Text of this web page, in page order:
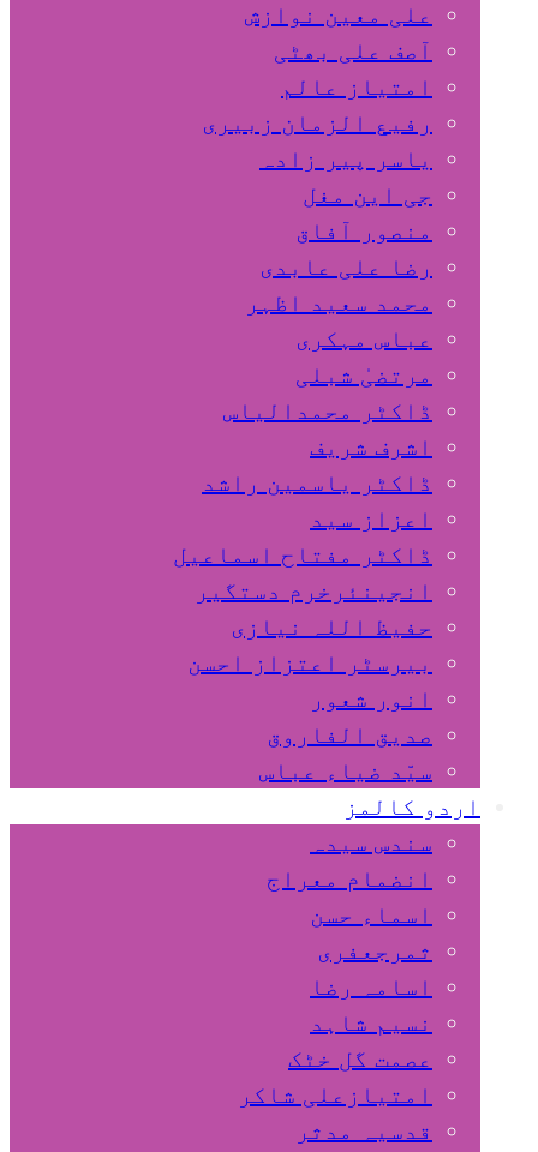
علی معین نوازش
آصف علی بھٹی
امتیاز عالم
رفیع الزمان زبیری
یاسر پیر زادہ
جی این مغل
منصور آفاق
رضا علی عابدی
محمد سعید اظہر
عباس مہکری
مرتضیٰ شبلی
ڈاکٹر محمدالیاس
اشرف شریف
ڈاکٹر یاسمین راشد
اعزاز سید
ڈاکٹر مفتاح اسماعیل
انجینئرخرم دستگیر
حفیظ اللہ نیازی
بیرسٹر اعتزاز احسن
انور شعور
صدیق الفاروق
سیّد ضیاء عباس
اردو کالمز
سندس سیدہ
انضمام معراج
اسماء حسن
ثمرجعفری
اسامہ رضا
نسیم شاہد
عصمت گل خٹک
امتیازعلی شاکر
قدسیہ مدثر